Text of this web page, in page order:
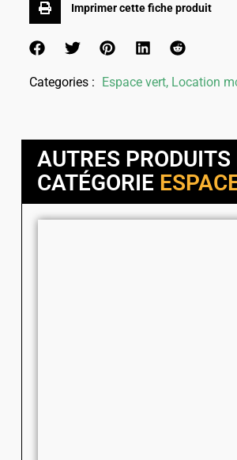
Imprimer cette fiche produit
Categories : Espace vert, Location
AUTRES PRODUITS
CATÉGORIE